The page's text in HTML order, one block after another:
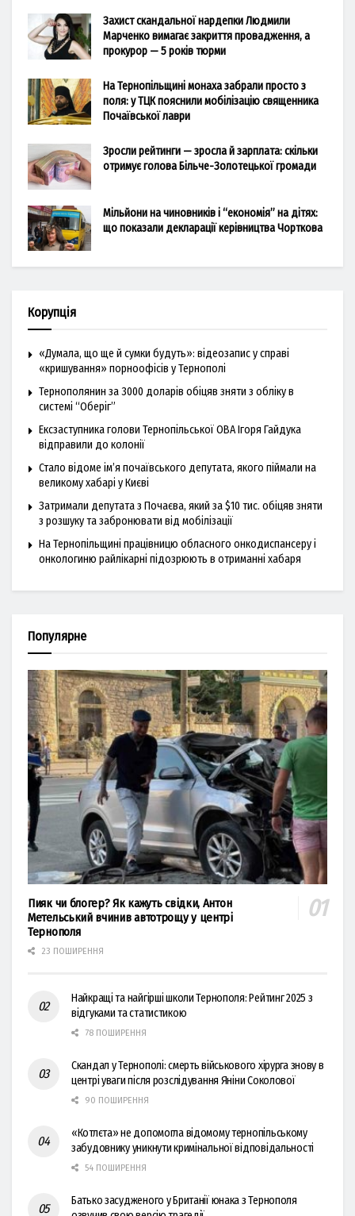
Захист скандальної нардепки Людмили
Марченко вимагає закриття провадження, а
прокурор — 5 років тюрми
На Тернопільщині монаха забрали просто з
поля: у ТЦК пояснили мобілізацію священника
Почаївської лаври
Зросли рейтинги — зросла й зарплата: скільки
отримує голова Більче-Золотецької громади
Мільйони на чиновників і “економія” на дітях:
що показали декларації керівництва Чорткова
Корупція
«Думала, що ще й сумки будуть»: відеозапис у справі
«кришування» порноофісів у Тернополі
Тернополянин за 3000 доларів обіцяв зняти з обліку в
системі “Оберіг”
Ексзаступника голови Тернопільської ОВА Ігоря Гайдука
відправили до колонії
Стало відоме ім’я почаївського депутата, якого піймали на
великому хабарі у Києві
Затримали депутата з Почаєва, який за $10 тис. обіцяв зняти
з розшуку та забронювати від мобілізації
На Тернопільщині працівницю обласного онкодиспансеру і
онкологиню райлікарні підозрюють в отриманні хабаря
Популярне
Пияк чи блогер? Як кажуть свідки, Антон
Метельський вчинив автотрощу у центрі
Тернополя
23 ПОШИРЕННЯ
Найкращі та найгірші школи Тернополя: Рейтинг 2025 з
відгуками та статистикою
78 ПОШИРЕННЯ
Скандал у Тернополі: смерть військового хірурга знову в
центрі уваги після розслідування Яніни Соколової
90 ПОШИРЕННЯ
«Котлєта» не допомогла відомому тернопільському
забудовнику уникнути кримінальної відповідальності
54 ПОШИРЕННЯ
Батько засудженого у Британії юнака з Тернополя